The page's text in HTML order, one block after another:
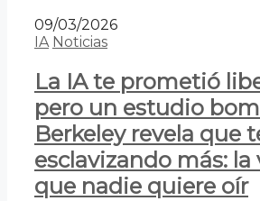
09/03/2026
IA Noticias
La IA te prometió
pero un estudio
Berkeley revela que
esclavizando más: la
que nadie quiere oír